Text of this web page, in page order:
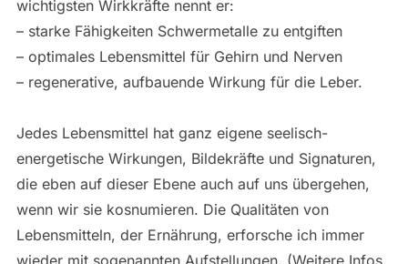
wichtigsten Wirkkräfte nennt er:
– starke Fähigkeiten Schwermetalle zu entgiften
– optimales Lebensmittel für Gehirn und Nerven
– regenerative, aufbauende Wirkung für die Leber.
Jedes Lebensmittel hat ganz eigene seelisch-
energetische Wirkungen, Bildekräfte und Signaturen,
die eben auf dieser Ebene auch auf uns übergehen,
wenn wir sie kosnumieren. Die Qualitäten von
Lebensmitteln, der Ernährung, erforsche ich immer
wieder mit sogenannten Aufstellungen. (Weitere Infos